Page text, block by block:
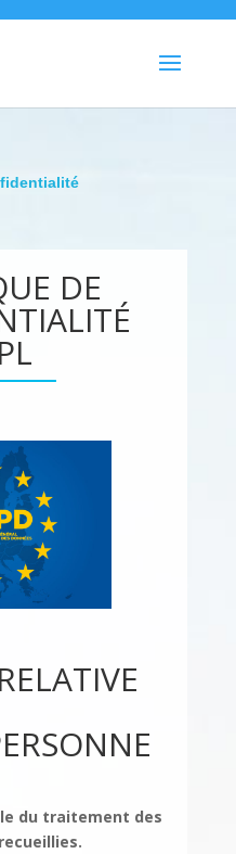
DE
du traitement des